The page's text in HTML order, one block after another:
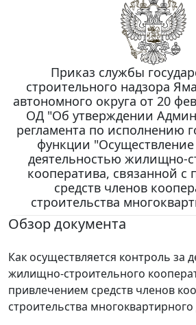
Приказ службы
строительного надзора
автономного округа от 20
ОД "Об утверждении
регламента по исполнению
функции "Осуществление
деятельностью жилищно-
кооператива, связанной с
средств членов
строительства
Обзор документа
Как осуществляется контроль за
жилищно-строительного
привлечением средств членов
строительства